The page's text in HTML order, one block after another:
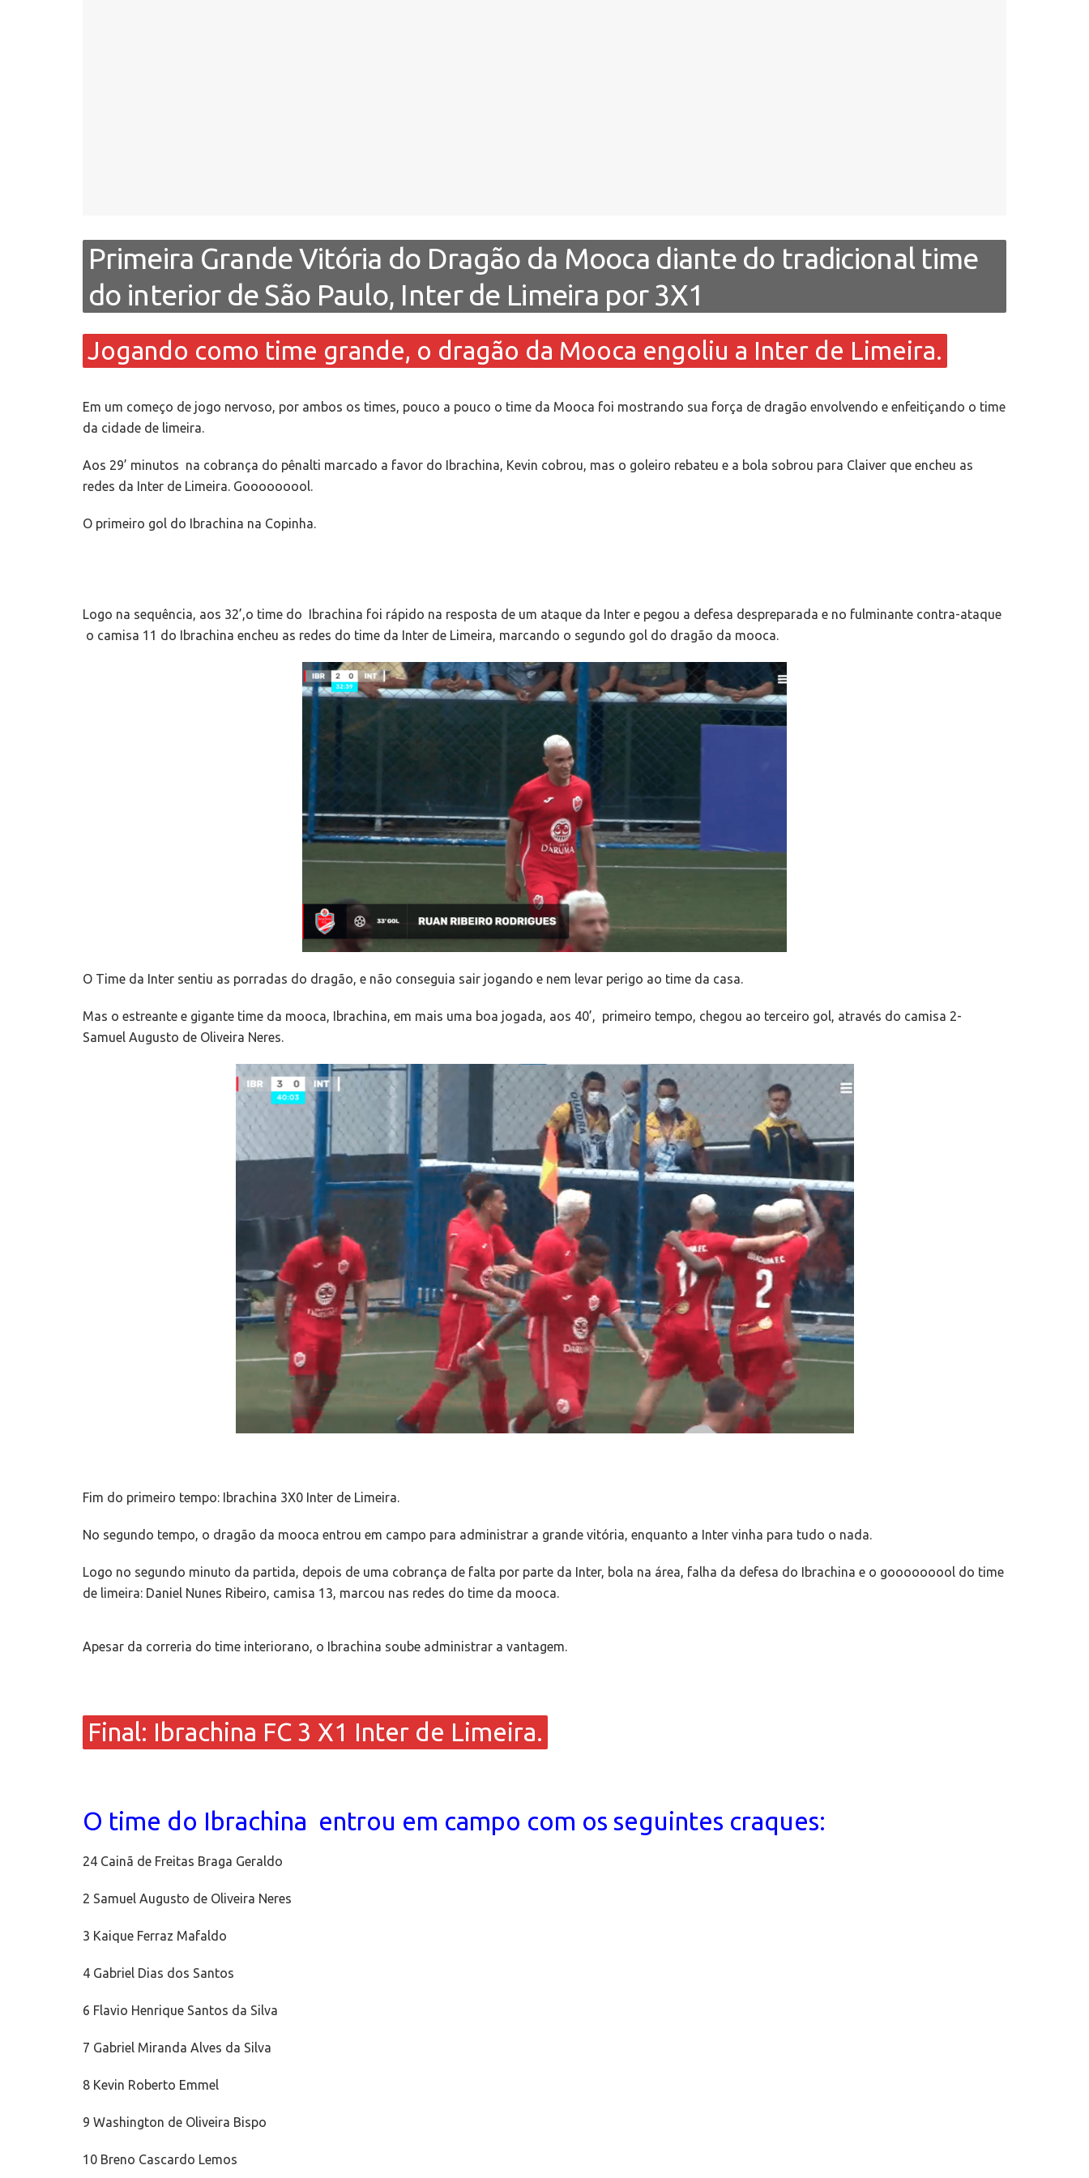
Primeira Grande Vitória do Dragão da Mooca diante do tradicional time
do interior de São Paulo, Inter de Limeira por 3X1
Jogando como time grande, o dragão da Mooca engoliu a Inter de Limeira.
Em um começo de jogo nervoso, por ambos os times, pouco a pouco o time da Mooca foi mostrando sua força de dragão envolvendo e enfeitiçando o time
da cidade de limeira.
Aos 29’ minutos na cobrança do pênalti marcado a favor do Ibrachina, Kevin cobrou, mas o goleiro rebateu e a bola sobrou para Claiver que encheu as
redes da Inter de Limeira. Gooooooool.
O primeiro gol do Ibrachina na Copinha.
Logo na sequência, aos 32’,o time do Ibrachina foi rápido na resposta de um ataque da Inter e pegou a defesa despreparada e no fulminante contra-ataque
o camisa 11 do Ibrachina encheu as redes do time da Inter de Limeira, marcando o segundo gol do dragão da mooca.
O Time da Inter sentiu as porradas do dragão, e não conseguia sair jogando e nem levar perigo ao time da casa.
Mas o estreante e gigante time da mooca, Ibrachina, em mais uma boa jogada, aos 40’, primeiro tempo, chegou ao terceiro gol, através do camisa 2-
Samuel Augusto de Oliveira Neres.
Fim do primeiro tempo: Ibrachina 3X0 Inter de Limeira.
No segundo tempo, o dragão da mooca entrou em campo para administrar a grande vitória, enquanto a Inter vinha para tudo o nada.
Logo no segundo minuto da partida, depois de uma cobrança de falta por parte da Inter, bola na área, falha da defesa do Ibrachina e o gooooooool do time
de limeira: Daniel Nunes Ribeiro, camisa 13, marcou nas redes do time da mooca.
Apesar da correria do time interiorano, o Ibrachina soube administrar a vantagem.
Final: Ibrachina FC 3 X1 Inter de Limeira.
O time do Ibrachina entrou em campo com os seguintes craques:
24 Cainã de Freitas Braga Geraldo
2 Samuel Augusto de Oliveira Neres
3 Kaique Ferraz Mafaldo
4 Gabriel Dias dos Santos
6 Flavio Henrique Santos da Silva
7 Gabriel Miranda Alves da Silva
8 Kevin Roberto Emmel
9 Washington de Oliveira Bispo
10 Breno Cascardo Lemos